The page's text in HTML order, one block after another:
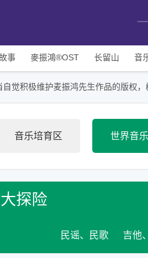
事 麥振鴻®OST 长留山 音
自觉积极维护麦振鸿先生作品的版
音乐培育区 世界音
探险
民谣、民歌 吉他